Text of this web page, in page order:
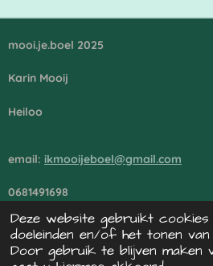
Deze website gebruikt
doeleinden en/of het tonen
Door gebruik te blijven maken
mooi.je.boel 2025
Karin Mooij
Heiloo
email: ikmooijeboel@gmail.com
0681491698
vrijblijvend sparren? neem contact